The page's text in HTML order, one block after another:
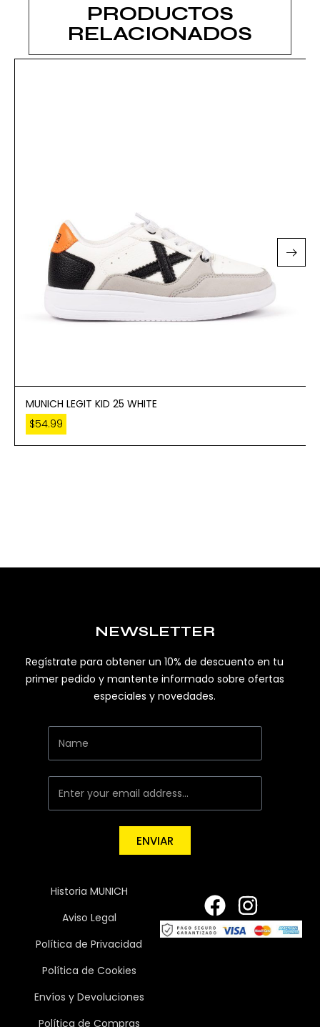
PRODUCTOS
RELACIONADOS
MUNICH LEGIT KID 25 WHITE
$54.99
NEWSLETTER
Regístrate para obtener un 10% de descuento en tu
primer pedido y mantente informado sobre ofertas
especiales y novedades.
ENVIAR
Historia MUNICH
Aviso Legal
Política de Privacidad
Política de Cookies
Envíos y Devoluciones
Política de Compras